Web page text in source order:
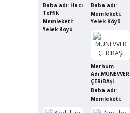
Baba adı: Hacı
Teffik
Memleketi:
Yelek Köyü
Baba adı:
Memleketi:
Yelek Köyü
Merhum
Adı:MÜNEVVER
ÇERİBAŞI
Baba adı:
Memleketi: